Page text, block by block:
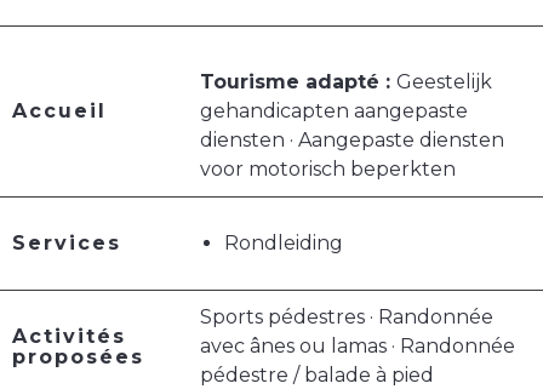
Accueil
Tourisme adapté : Geestelijk
gehandicapten aangepaste
diensten · Aangepaste diensten
voor motorisch beperkten
Services Rondleiding
Activités
proposées
Sports pédestres · Randonnée
avec ânes ou lamas · Randonnée
pédestre / balade à pied